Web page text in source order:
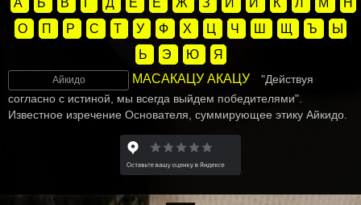
А Б В Г Д Е Ё Ж З И Й К Л М
Н
О
П Р С Т У Ф Х Ц Ч Ш Щ Ъ
Ы
Ь
Э Ю Я
Айкидо МАСАКАЦУ АКАЦУ
"Действуя
согласно с истиной, мы всегда выйдем победителями".
Известное изречение Основателя, суммирующее этику Айкидо.